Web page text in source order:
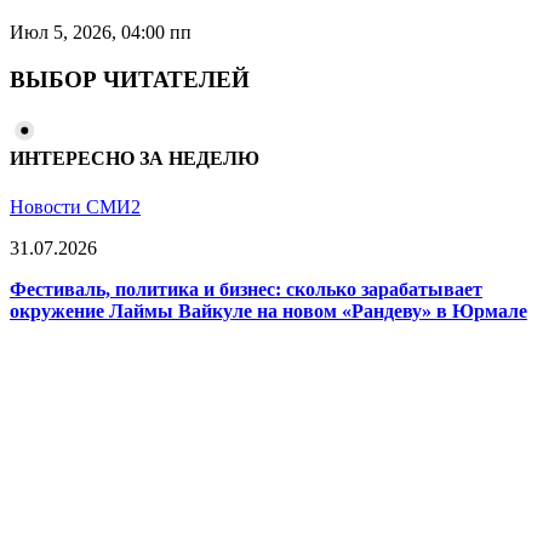
Июл 5, 2026, 04:00 пп
ВЫБОР ЧИТАТЕЛЕЙ
ИНТЕРЕСНО ЗА НЕДЕЛЮ
Новости СМИ2
31.07.2026
Фестиваль, политика и бизнес: сколько зарабатывает
окружение Лаймы Вайкуле на новом «Рандеву» в Юрмале